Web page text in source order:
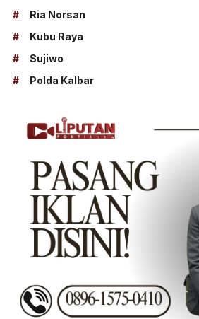
#
Ria Norsan
#
Kubu Raya
#
Sujiwo
#
Polda Kalbar